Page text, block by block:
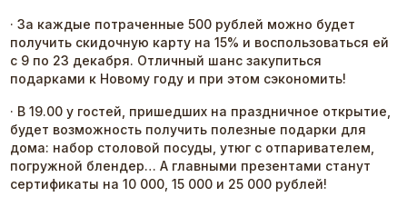
· За каждые потраченные 500 рублей можно будет
получить скидочную карту на 15% и воспользоваться ей
с 9 по 23 декабря. Отличный шанс закупиться
подарками к Новому году и при этом сэкономить!
· В 19.00 у гостей, пришедших на праздничное открытие,
будет возможность получить полезные подарки для
дома: набор столовой посуды, утюг с отпаривателем,
погружной блендер… А главными презентами станут
сертификаты на 10 000, 15 000 и 25 000 рублей!